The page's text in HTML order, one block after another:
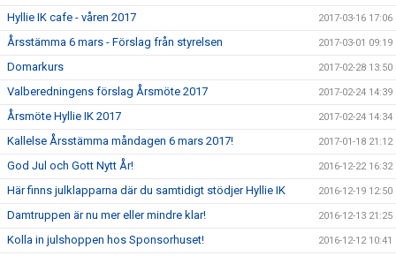
Hyllie IK cafe - våren 2017 2017-03-16 17:06
Årsstämma 6 mars - Förslag från styrelsen 2017-03-01 09:19
Domarkurs 2017-02-28 13:50
Valberedningens förslag Årsmöte 2017 2017-02-24 14:39
Årsmöte Hyllie IK 2017 2017-02-24 14:34
Kallelse Årsstämma måndagen 6 mars 2017! 2017-01-18 21:12
God Jul och Gott Nytt År! 2016-12-22 16:32
Här finns julklapparna där du samtidigt stödjer Hyllie IK 2016-12-19 12:50
Damtruppen är nu mer eller mindre klar! 2016-12-13 21:25
Kolla in julshoppen hos Sponsorhuset! 2016-12-12 10:41